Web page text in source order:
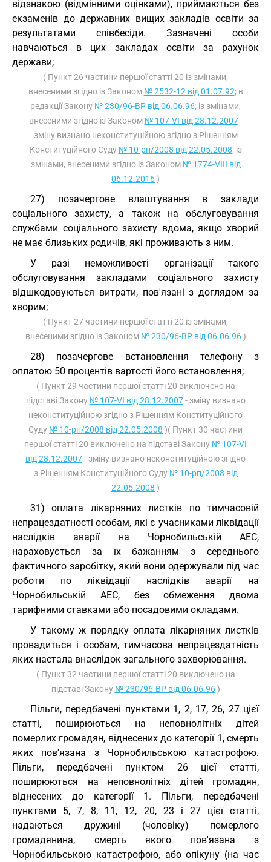
відзнакою (відмінними оцінками), приймаються без
екзаменів до державних вищих закладів освіти за
результатами співбесіди. Зазначені особи
навчаються в цих закладах освіти за рахунок
держави;
( Пункт 26 частини першої статті 20 із змінами,
внесеними згідно із Законом № 2532-12 від 01.07.92; в
редакції Закону № 230/96-ВР від 06.06.96; із змінами,
внесеними згідно із Законом № 107-VI від 28.12.2007-
зміну визнано неконституційною згідно з Рішенням
Конституційного Суду № 10-рп/2008 від 22.05.2008; із
змінами, внесеними згідно із Законом № 1774-VIII від
06.12.2016)
27) позачергове влаштування в заклади
соціального захисту, а також на обслуговування
службами соціального захисту вдома, якщо хворий
не має близьких родичів, які проживають з ним.
У разі неможливості організації такого
обслуговування закладами соціального захисту
відшкодовуються витрати, пов'язані з доглядом за
хворим;
( Пункт 27 частини першої статті 20 із змінами,
внесеними згідно із Законом № 230/96-ВР від 06.06.96)
28) позачергове встановлення телефону з
оплатою 50 процентів вартості його встановлення;
( Пункт 29 частини першої статті 20 виключено на
підставі Закону № 107-VI від 28.12.2007- зміну визнано
неконституційною згідно з Рішенням Конституційного
Суду № 10-рп/2008 від 22.05.2008 )( Пункт 30 частини
першої статті 20 виключено на підставі Закону № 107-VI
від 28.12.2007- зміну визнано неконституційною згідно
з Рішенням Конституційного Суду № 10-рп/2008 від
22.05.2008 )
31) оплата лікарняних листків по тимчасовій
непрацездатності особам, які є учасниками ліквідації
наслідків аварії на Чорнобильській АЕС,
нараховується за їх бажанням з середнього
фактичного заробітку, який вони одержували під час
роботи по ліквідації наслідків аварії на
Чорнобильській АЕС, без обмеження двома
тарифними ставками або посадовими окладами.
У такому ж порядку оплата лікарняних листків
провадиться і особам, тимчасова непрацездатність
яких настала внаслідок загального захворювання.
( Пункт 32 частини першої статті 20 виключено на
підставі Закону № 230/96-ВР від 06.06.96)
Пільги, передбачені пунктами 1, 2, 17, 26, 27 цієї
статті, поширюються на неповнолітніх дітей
померлих громадян, віднесених до категорії 1, смерть
яких пов'язана з Чорнобильською катастрофою.
Пільги, передбачені пунктом 26 цієї статті,
поширюються на неповнолітніх дітей громадян,
віднесених до категорії 1. Пільги, передбачені
пунктами 5, 7, 8, 11, 12, 20, 23 і 27 цієї статті,
надаються дружині (чоловіку) померлого
громадянина, смерть якого пов'язана з
Чорнобильською катастрофою, або опікуну (на час